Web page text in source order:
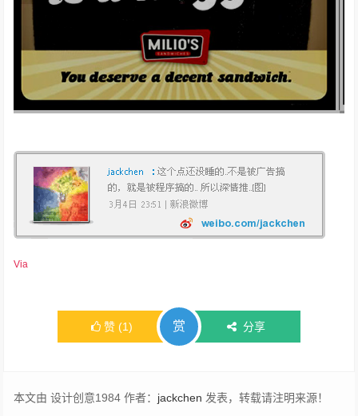
Via
赞 (1) 赏 分享
本文由 设计创意1984 作者： jackchen 发表，转载请注明来源！